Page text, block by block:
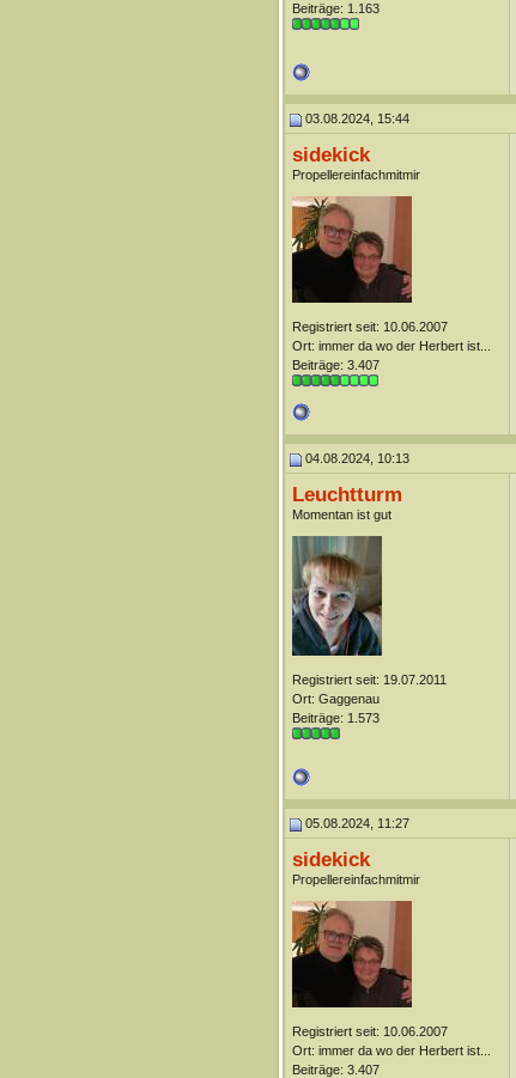
Beiträge: 1.163
03.08.2024, 15:44
sidekick
Propellereinfachmitmir
Registriert seit: 10.06.2007
Ort: immer da wo der Herbert ist...
Beiträge: 3.407
04.08.2024, 10:13
Leuchtturm
Momentan ist gut
Registriert seit: 19.07.2011
Ort: Gaggenau
Beiträge: 1.573
05.08.2024, 11:27
sidekick
Propellereinfachmitmir
Registriert seit: 10.06.2007
Ort: immer da wo der Herbert ist...
Beiträge: 3.407